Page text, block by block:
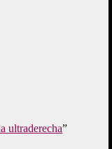
ultraderecha”